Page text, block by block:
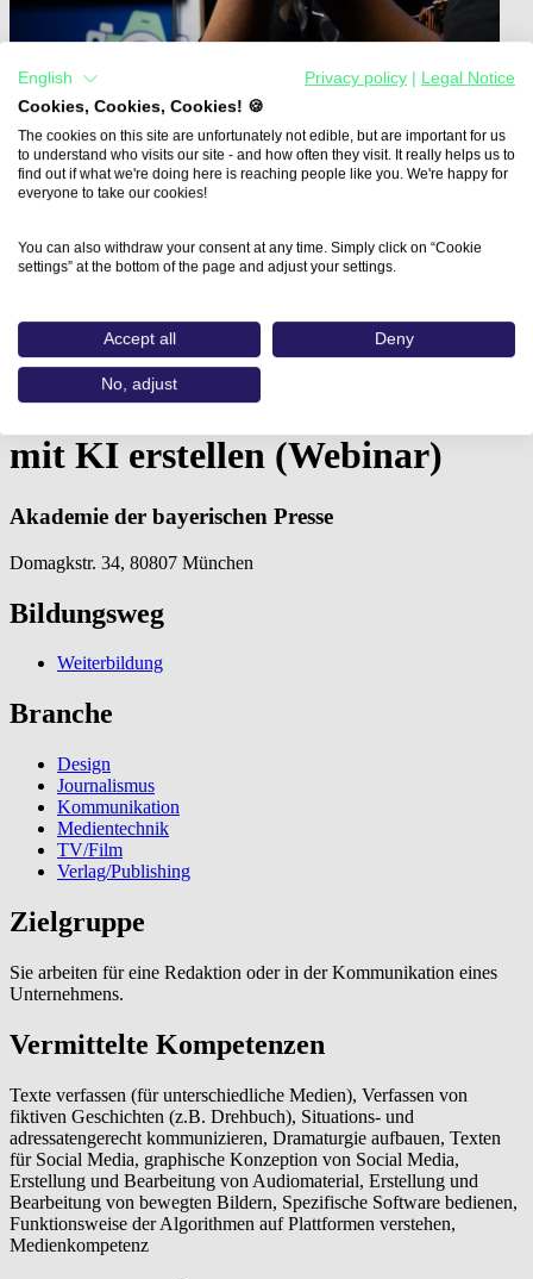
Home
ChatGPT und Social Media:
Shortvideos, Storys und Posts
mit KI erstellen (Webinar)
Akademie der bayerischen Presse
Domagkstr. 34, 80807 München
Bildungsweg
Weiterbildung
Branche
Design
Journalismus
Kommunikation
Medientechnik
TV/Film
Verlag/Publishing
Zielgruppe
Sie arbeiten für eine Redaktion oder in der Kommunikation eines
Unternehmens.
Vermittelte Kompetenzen
Texte verfassen (für unterschiedliche Medien), Verfassen von
fiktiven Geschichten (z.B. Drehbuch), Situations- und
adressatengerecht kommunizieren, Dramaturgie aufbauen, Texten
für Social Media, graphische Konzeption von Social Media,
Erstellung und Bearbeitung von Audiomaterial, Erstellung und
Bearbeitung von bewegten Bildern, Spezifische Software bedienen,
Funktionsweise der Algorithmen auf Plattformen verstehen,
Medienkompetenz
English Privacy policy
Legal Notice
Cookies, Cookies, Cookies! 🍪
The cookies on this site are unfortunately not edible, but are important for us
to understand who visits our site - and how often they visit. It really helps us to
find out if what we're doing here is reaching people like you. We're happy for
everyone to take our cookies!
You can also withdraw your consent at any time. Simply click on “Cookie
settings” at the bottom of the page and adjust your settings.
Accept all Deny
No, adjust